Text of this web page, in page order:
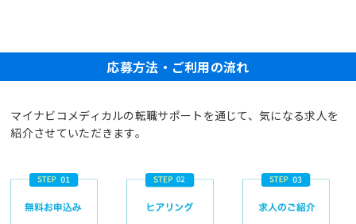
応募方法・ご利用の流れ
マイナビコメディカルの転職サポートを通じて、気になる求人を
紹介させていただきます。